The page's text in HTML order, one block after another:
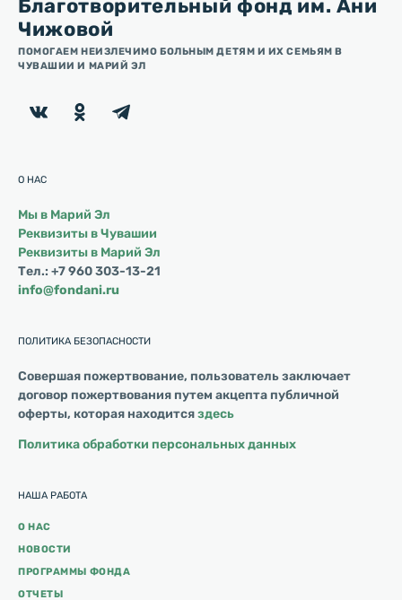
Благотворительный фонд им. Ани
Чижовой
ПОМОГАЕМ НЕИЗЛЕЧИМО БОЛЬНЫМ ДЕТЯМ И ИХ СЕМЬЯМ В
ЧУВАШИИ И МАРИЙ ЭЛ
О НАС
Мы в Марий Эл
Реквизиты в Чувашии
Реквизиты в Марий Эл
Тел.: +7 960 303-13-21
info@fondani.ru
НАША РАБОТА
О НАС
НОВОСТИ
ПРОГРАММЫ ФОНДА
ОТЧЕТЫ
ПОЛИТИКА БЕЗОПАСНОСТИ
Совершая пожертвование, пользователь заключает
договор пожертвования путем акцепта публичной
оферты, которая находитсяздесь
Политика обработки персональных данных